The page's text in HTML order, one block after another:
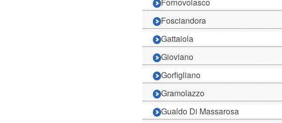
Fosciandora
Gattaiola
Gioviano
Gorfigliano
Gramolazzo
Gualdo Di Massarosa